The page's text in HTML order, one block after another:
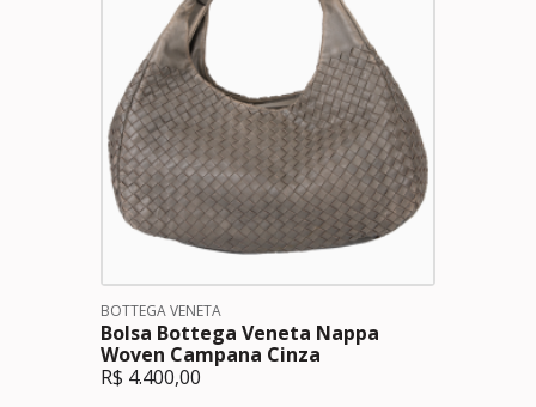
BOTTEGA VENETA
Bolsa Bottega Veneta Nappa
Woven Campana Cinza
R$ 4.400,00